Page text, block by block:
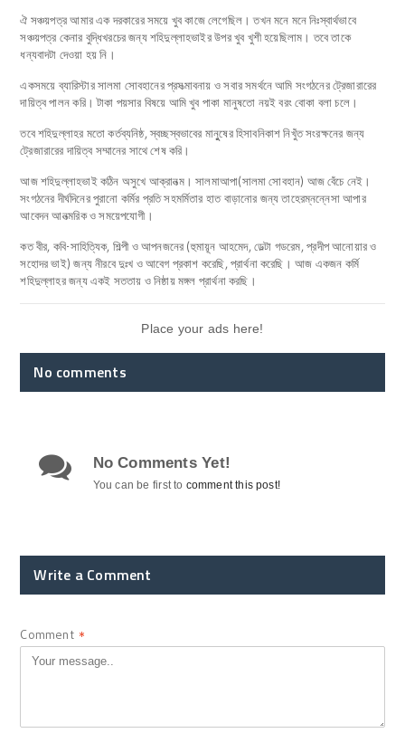
ঐ সঞ্চয়পত্র আমার এক দরকারের সময়ে খুব কাজে লেগেছিল। তখন মনে মনে নিঃস্বার্থভাবে
সঞ্চয়পত্র কেনার বুদ্ধিখরচের জন্য শহিদুল্লাহভাইর উপর খুব খুশী হয়েছিলাম। তবে তাকে
ধন্যবাদটা দেওয়া হয় নি।
একসময়ে ব্যারিস্টার সালমা সোবহানের প্রসত্মাবনায় ও সবার সমর্থনে আমি সংগঠনের ট্রেজারারের
দায়িত্ব পালন করি। টাকা পয়সার বিষয়ে আমি খুব পাকা মানুষতো নয়ই বরং বোকা বলা চলে।
তবে শহিদুল্লাহর মতো কর্তব্যনিষ্ঠ, স্বচ্ছস্বভাবের মানুুষের হিসাবনিকাশ নিখুঁত সংরক্ষনের জন্য
ট্রেজারারের দায়িত্ব সম্মানের সাথে শেষ করি।
আজ শহিদুল্লাহভাই কঠিন অসুখে আক্রানত্ম। সালমাআপা(সালমা সোবহান) আজ বেঁচে নেই।
সংগঠনের দীর্ঘদিনের পুরানো কর্মির প্রতি সহমর্মিতার হাত বাড়ানোর জন্য তাহেরম্নন্নেসা আপার
আবেদন আনত্মরিক ও সময়েপযোগী।
কত বীর, কবি-সাহিত্যিক, শিল্পী ও আপনজনের (হুমায়ূন আহমেদ, ডেল্টা গডরেম, প্রদীপ আনোয়ার ও
সহোদর ভাই) জন্য নীরবে দুঃখ ও আবেগ প্রকাশ করেছি, প্রার্থনা করেছি। আজ একজন কর্মি
শহিদুল্লাহর জন্য একই সততায় ও নিষ্ঠায় মঙ্গল প্রার্থনা করছি।
Place your ads here!
No comments
No Comments Yet!
You can be first to comment this post!
Write a Comment
Comment *